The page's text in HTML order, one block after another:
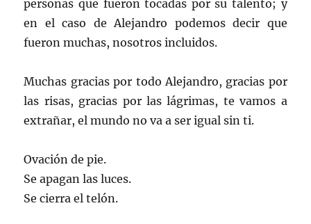
personas que fueron tocadas por su talento; y
en el caso de Alejandro podemos decir que
fueron muchas, nosotros incluidos.
Muchas gracias por todo Alejandro, gracias por
las risas, gracias por las lágrimas, te vamos a
extrañar, el mundo no va a ser igual sin ti.
Ovación de pie.
Se apagan las luces.
Se cierra el telón.